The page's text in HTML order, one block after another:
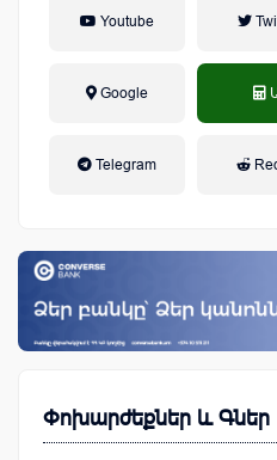
Youtube
Google
Telegram
Փոխարժեքներ և Գներ